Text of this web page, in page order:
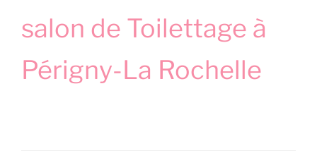
salon de Toilettage à
Périgny-La Rochelle